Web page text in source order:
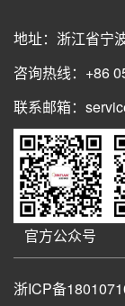
地址：浙江省宁
咨询热线：+86
联系邮箱：
官方公众号
浙ICP备